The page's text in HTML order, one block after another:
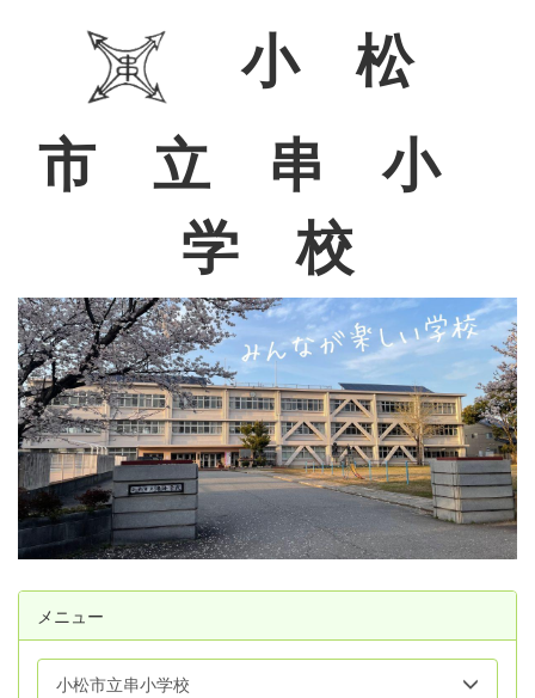
小 松
市 立 串 小
学 校
メニュー
小松市立串小学校